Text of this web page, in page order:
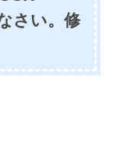
さい。修